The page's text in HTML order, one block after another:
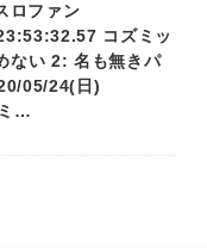
ロファン
コズミッ
ない 2: 名も無きパ
05/24(日)
…